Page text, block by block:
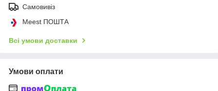
Самовивіз
Meest ПОШТА
Всі умови доставки
Умови оплати